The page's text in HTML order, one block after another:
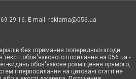
29-16. E-mail: reklama@056.ua
без отримання попередньої згоди
обов'язкового посилання на 056.ua -
видань обов'язкове розміщення прямого,
гіперпосилання на цитовані статті не